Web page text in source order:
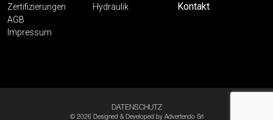
Zertifizierungen
AGB
Impressum
Hydraulik
Kontakt
DATENSCHUTZ
© 2026 Designed & Developed by Advertendo Srl